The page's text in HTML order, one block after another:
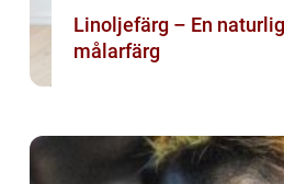
Linoljefärg – En
målarfärg